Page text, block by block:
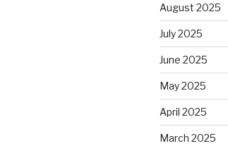
August 2025
July 2025
June 2025
May 2025
April 2025
March 2025